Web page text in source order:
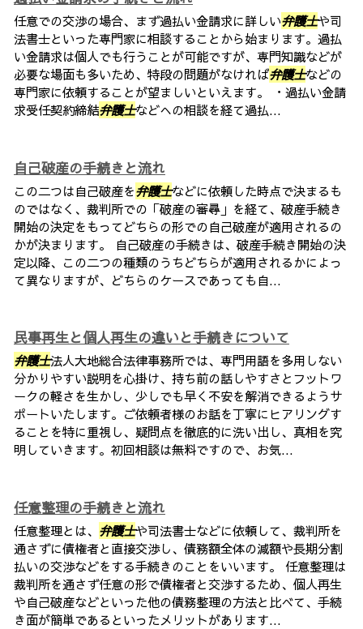
任意での交渉の場合、まず過払い金請求に詳しい弁護士や司
法書士といった専門家に相談することから始まります。過払
い金請求は個人でも行うことが可能ですが、専門知識などが
必要な場面も多いため、特段の問題がなければ弁護士などの
専門家に依頼することが望ましいといえます。 ・過払い金請
求受任契約締結弁護士などへの相談を経て過払...
自己破産の手続きと流れ
この二つは自己破産を弁護士などに依頼した時点で決まるも
のではなく、裁判所での「破産の審尋」を経て、破産手続き
開始の決定をもってどちらの形での自己破産が適用されるの
かが決まります。 自己破産の手続きは、破産手続き開始の決
定以降、この二つの種類のうちどちらが適用されるかによっ
て異なりますが、どちらのケースであっても自...
民事再生と個人再生の違いと手続きについて
弁護士法人大地総合法律事務所では、専門用語を多用しない
分かりやすい説明を心掛け、持ち前の話しやすさとフットワ
ークの軽さを生かし、少しでも早く不安を解消できるようサ
ポートいたします。ご依頼者様のお話を丁寧にヒアリングす
ることを特に重視し、疑問点を徹底的に洗い出し、真相を究
明していきます。初回相談は無料ですので、お気...
任意整理の手続きと流れ
任意整理とは、 弁護士や司法書士などに依頼して、裁判所を
通さずに債権者と直接交渉し、債務額全体の減額や長期分割
払いの交渉などをする手続きのことをいいます。 任意整理は
裁判所を通さず任意の形で債権者と交渉するため、個人再生
や自己破産などといった他の債務整理の方法と比べて、手続
き面が簡単であるといったメリットがあります...